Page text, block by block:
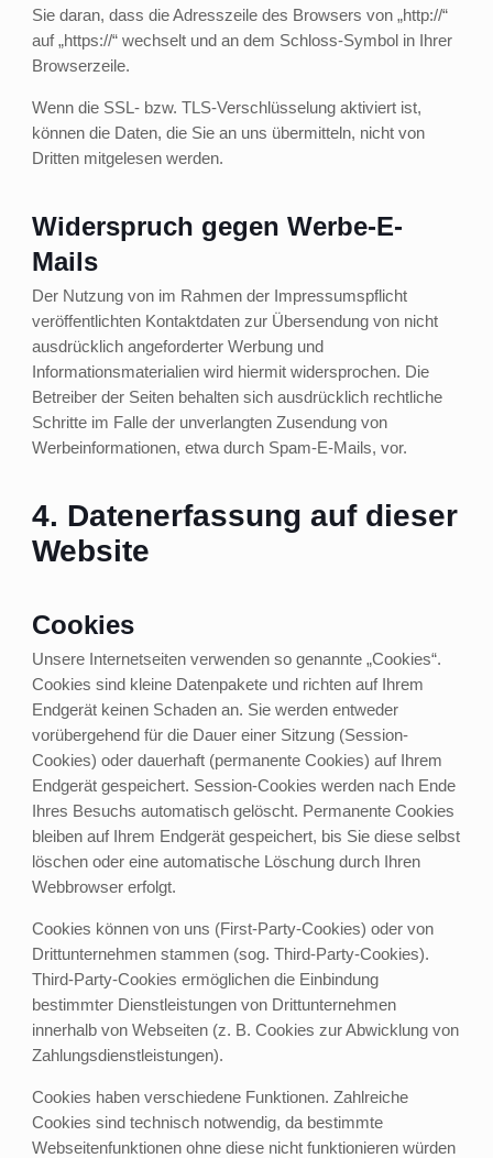
Sie daran, dass die Adresszeile des Browsers von „http://“
auf „https://“ wechselt und an dem Schloss-Symbol in Ihrer
Browserzeile.
Wenn die SSL- bzw. TLS-Verschlüsselung aktiviert ist,
können die Daten, die Sie an uns übermitteln, nicht von
Dritten mitgelesen werden.
Widerspruch gegen Werbe-E-
Mails
Der Nutzung von im Rahmen der Impressumspflicht
veröffentlichten Kontaktdaten zur Übersendung von nicht
ausdrücklich angeforderter Werbung und
Informationsmaterialien wird hiermit widersprochen. Die
Betreiber der Seiten behalten sich ausdrücklich rechtliche
Schritte im Falle der unverlangten Zusendung von
Werbeinformationen, etwa durch Spam-E-Mails, vor.
4. Datenerfassung auf dieser
Website
Cookies
Unsere Internetseiten verwenden so genannte „Cookies“.
Cookies sind kleine Datenpakete und richten auf Ihrem
Endgerät keinen Schaden an. Sie werden entweder
vorübergehend für die Dauer einer Sitzung (Session-
Cookies) oder dauerhaft (permanente Cookies) auf Ihrem
Endgerät gespeichert. Session-Cookies werden nach Ende
Ihres Besuchs automatisch gelöscht. Permanente Cookies
bleiben auf Ihrem Endgerät gespeichert, bis Sie diese selbst
löschen oder eine automatische Löschung durch Ihren
Webbrowser erfolgt.
Cookies können von uns (First-Party-Cookies) oder von
Drittunternehmen stammen (sog. Third-Party-Cookies).
Third-Party-Cookies ermöglichen die Einbindung
bestimmter Dienstleistungen von Drittunternehmen
innerhalb von Webseiten (z. B. Cookies zur Abwicklung von
Zahlungsdienstleistungen).
Cookies haben verschiedene Funktionen. Zahlreiche
Cookies sind technisch notwendig, da bestimmte
Webseitenfunktionen ohne diese nicht funktionieren würden